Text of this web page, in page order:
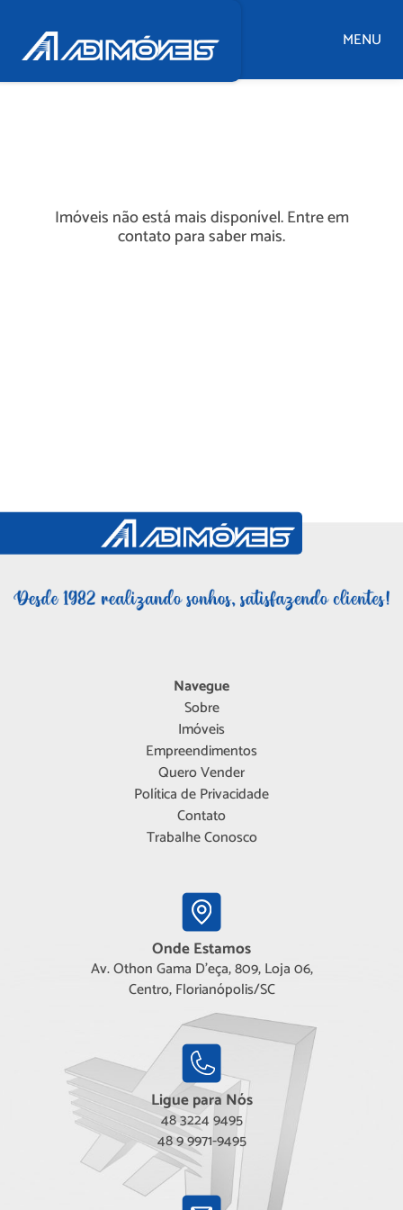
MENU
Imóveis não está mais disponível. Entre em
contato para saber mais.
Navegue
Sobre
Imóveis
Empreendimentos
Quero Vender
Política de Privacidade
Contato
Trabalhe Conosco
Onde Estamos
Av. Othon Gama D'eça, 809, Loja 06,
Centro, Florianópolis/SC
Ligue para Nós
48 3224 9495
48 9 9971-9495